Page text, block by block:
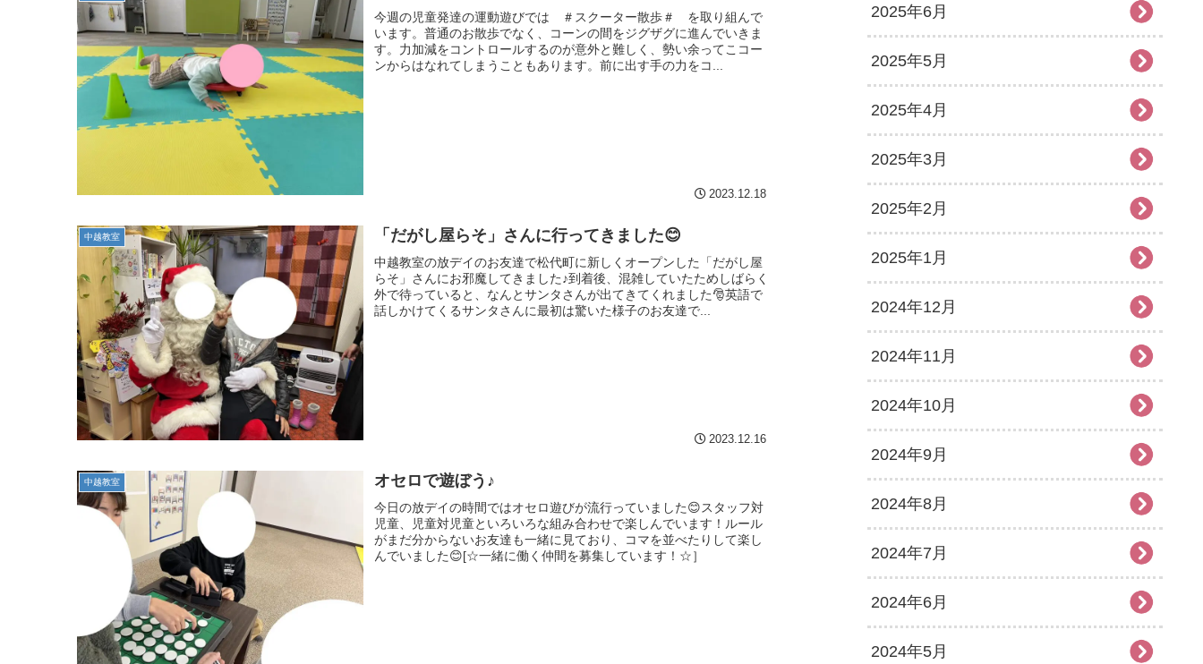
今週の児童発達の運動遊びでは ＃スクーター散歩＃ を取り組んで
います。普通のお散歩でなく、コーンの間をジグザグに進んでいきま
す。力加減をコントロールするのが意外と難しく、勢い余ってこコー
ンからはなれてしまうこともあります。前に出す手の力をコ...
2023.12.18
中越教室 「だがし屋らそ」さんに行ってきました😊
中越教室の放デイのお友達で松代町に新しくオープンした「だがし屋
らそ」さんにお邪魔してきました♪到着後、混雑していたためしばらく
外で待っていると、なんとサンタさんが出てきてくれました🎅英語で
話しかけてくるサンタさんに最初は驚いた様子のお友達で...
2023.12.16
中越教室 オセロで遊ぼう♪
今日の放デイの時間ではオセロ遊びが流行っていました😊スタッフ対
児童、児童対児童といろいろな組み合わせで楽しんでいます！ルール
がまだ分からないお友達も一緒に見ており、コマを並べたりして楽し
んでいました😊[☆一緒に働く仲間を募集しています！☆］
2025年6月
2025年5月
2025年4月
2025年3月
2025年2月
2025年1月
2024年12月
2024年11月
2024年10月
2024年9月
2024年8月
2024年7月
2024年6月
2024年5月